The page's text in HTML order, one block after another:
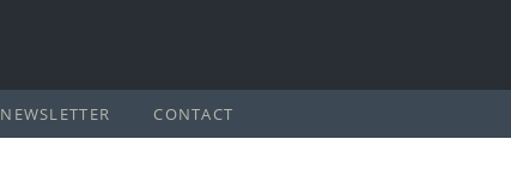
NEWSLETTER CONTACT